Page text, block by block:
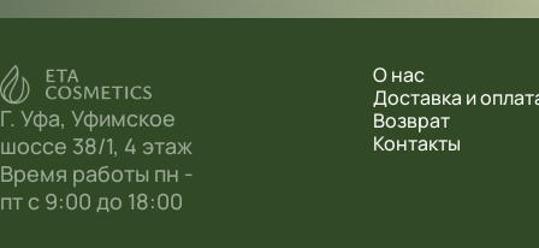
Г. Уфа, Уфимское
шоссе 38/1, 4 этаж
Время работы пн -
пт с 9:00 до 18:00
О нас
Доставка и
Возврат
Контакты